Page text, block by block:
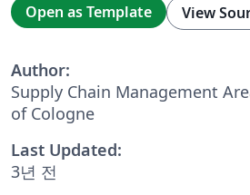
Open as Template View
Author:
Supply Chain Management
of Cologne
Last Updated:
3년 전